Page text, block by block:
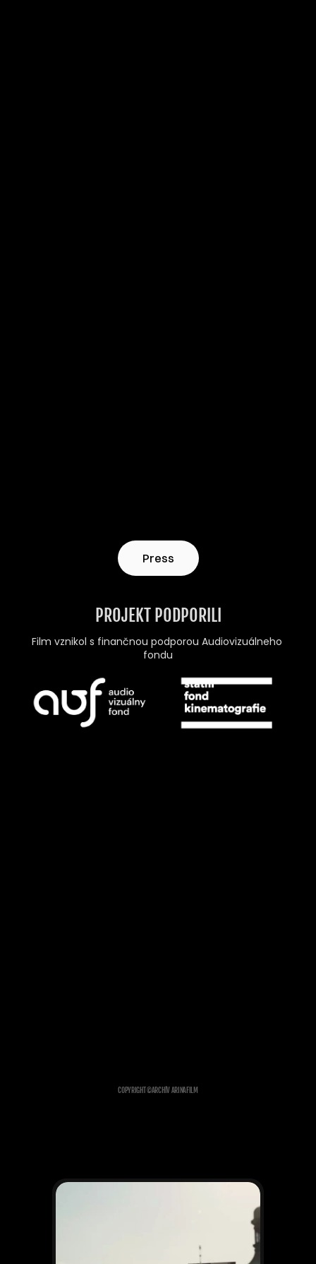
Press
PROJEKT PODPORILI
Film vznikol s finančnou podporou Audiovizuálneho
fondu
COPYRIGHT ©ARCHÍV ARINAFILM
ĎALŠIE PROJEKTY